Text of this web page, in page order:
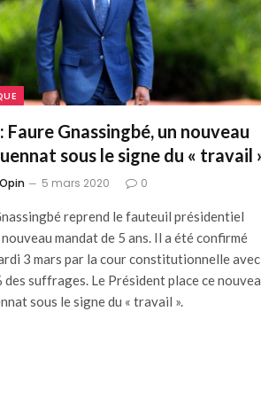
Faure Gnassingbé, un nouveau
sous le signe du « travail
5 mars 2020 0
reprend le fauteuil présidentiel
mandat de 5 ans. Il a été confirmé
3 mars par la cour constitutionnelle avec
des suffrages. Le Président place ce
sous le signe du « travail ».